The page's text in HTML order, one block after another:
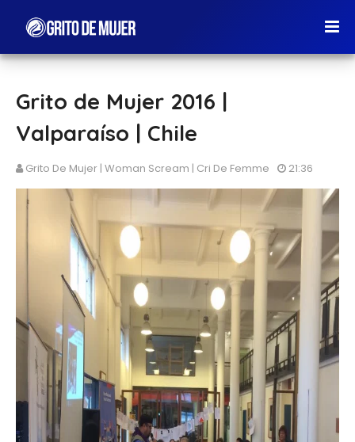
Grito de Mujer 2016 |
Valparaíso | Chile
Grito De Mujer | Woman Scream | Cri De Femme 21:36